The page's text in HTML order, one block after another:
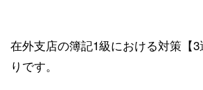
在外支店の簿記1級における対策【
りです。